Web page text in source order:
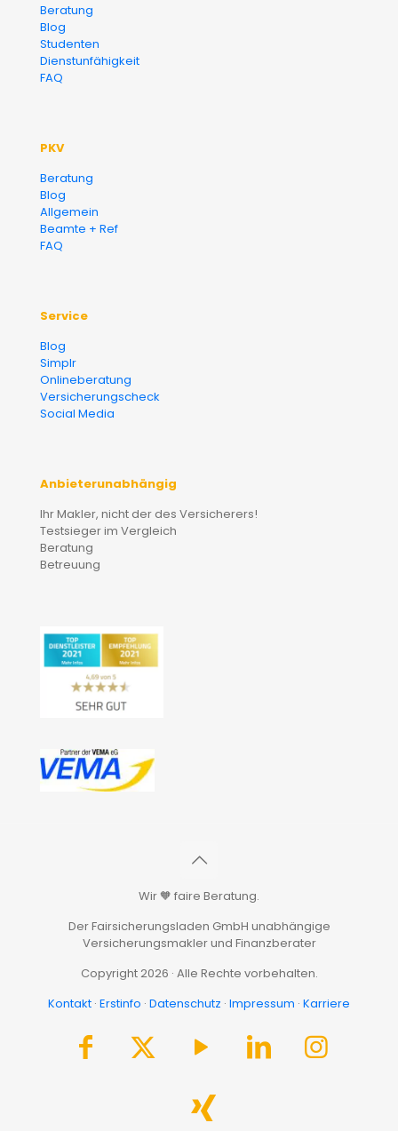
Beratung
Blog
Studenten
Dienstunfähigkeit
FAQ
PKV
Beratung
Blog
Allgemein
Beamte + Ref
FAQ
Service
Blog
Simplr
Onlineberatung
Versicherungscheck
Social Media
Anbieterunabhängig
Ihr Makler, nicht der des Versicherers!
Testsieger im Vergleich
Beratung
Betreuung
Wir 🧡 faire Beratung.
Der Fairsicherungsladen GmbH unabhängige
Versicherungsmakler und Finanzberater
Copyright 2026 · Alle Rechte vorbehalten.
Kontakt · Erstinfo · Datenschutz · Impressum · Karriere